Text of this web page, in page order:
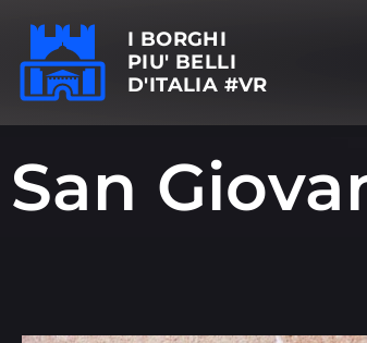
I BORGHI
PIU' BELLI
D'ITALIA #VR
San